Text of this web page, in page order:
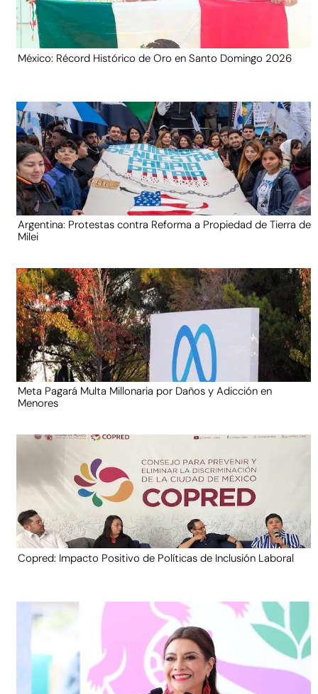
México: Récord Histórico de Oro en Santo Domingo 2026
Argentina: Protestas contra Reforma a Propiedad de Tierra de
Milei
Meta Pagará Multa Millonaria por Daños y Adicción en
Menores
Copred: Impacto Positivo de Políticas de Inclusión Laboral